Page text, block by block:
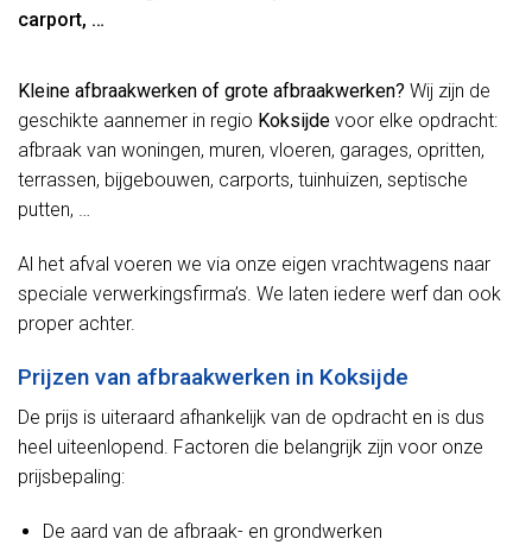
carport, …
Kleine afbraakwerken of grote afbraakwerken? Wij zijn de
geschikte aannemer in regio Koksijde voor elke opdracht:
afbraak van woningen, muren, vloeren, garages, opritten,
terrassen, bijgebouwen, carports, tuinhuizen, septische
putten, …
Al het afval voeren we via onze eigen vrachtwagens naar
speciale verwerkingsfirma’s. We laten iedere werf dan ook
proper achter.
Prijzen van afbraakwerken in Koksijde
De prijs is uiteraard afhankelijk van de opdracht en is dus
heel uiteenlopend. Factoren die belangrijk zijn voor onze
prijsbepaling:
De aard van de afbraak- en grondwerken